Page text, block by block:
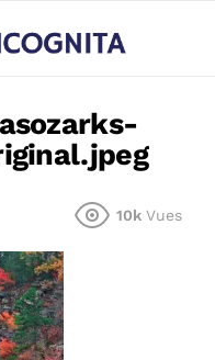
10k Vues